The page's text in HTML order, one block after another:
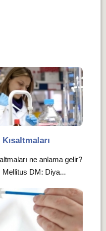
ne anlama gelir?
DM: Diya...